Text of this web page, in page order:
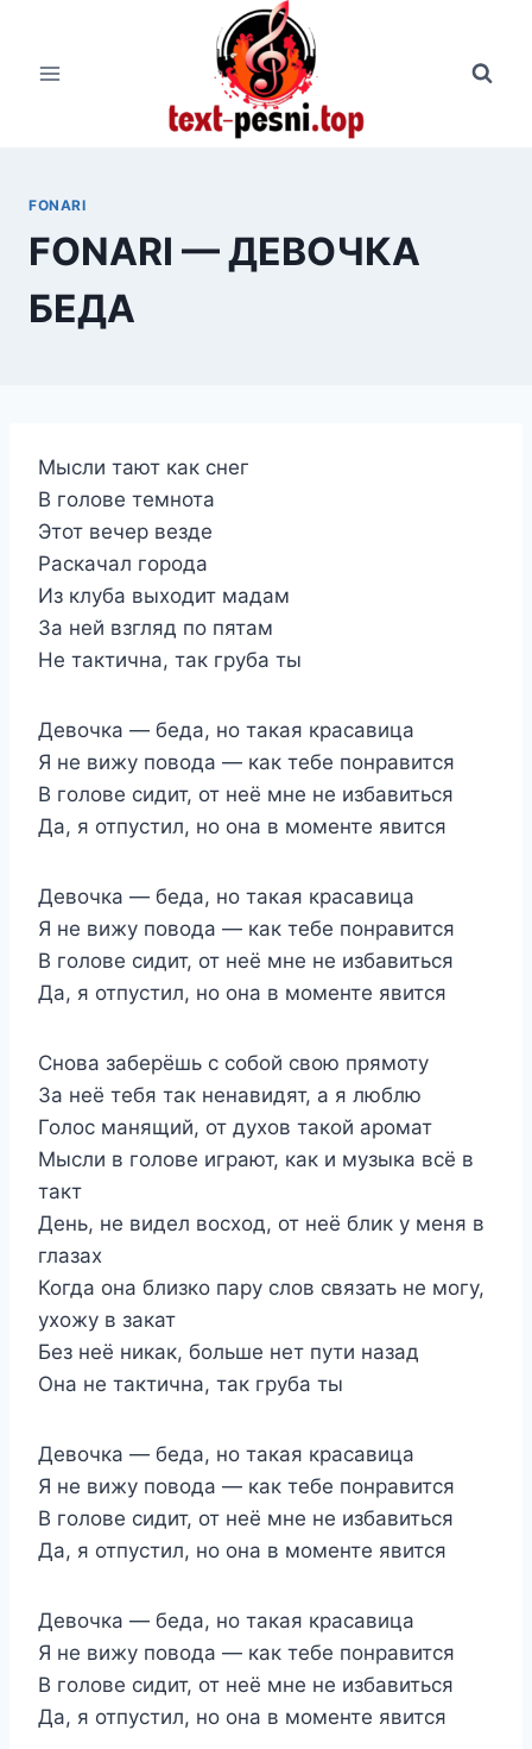
содержимому
FONARI
FONARI — ДЕВОЧКА
БЕДА
Мысли тают как снег
В голове темнота
Этот вечер везде
Раскачал города
Из клуба выходит мадам
За ней взгляд по пятам
Не тактична, так груба ты
Девочка — беда, но такая красавица
Я не вижу повода — как тебе понравится
В голове сидит, от неё мне не избавиться
Да, я отпустил, но она в моменте явится
Девочка — беда, но такая красавица
Я не вижу повода — как тебе понравится
В голове сидит, от неё мне не избавиться
Да, я отпустил, но она в моменте явится
Снова заберёшь с собой свою прямоту
За неё тебя так ненавидят, а я люблю
Голос манящий, от духов такой аромат
Мысли в голове играют, как и музыка всё в
такт
День, не видел восход, от неё блик у меня в
глазах
Когда она близко пару слов связать не могу,
ухожу в закат
Без неё никак, больше нет пути назад
Она не тактична, так груба ты
Девочка — беда, но такая красавица
Я не вижу повода — как тебе понравится
В голове сидит, от неё мне не избавиться
Да, я отпустил, но она в моменте явится
Девочка — беда, но такая красавица
Я не вижу повода — как тебе понравится
В голове сидит, от неё мне не избавиться
Да, я отпустил, но она в моменте явится